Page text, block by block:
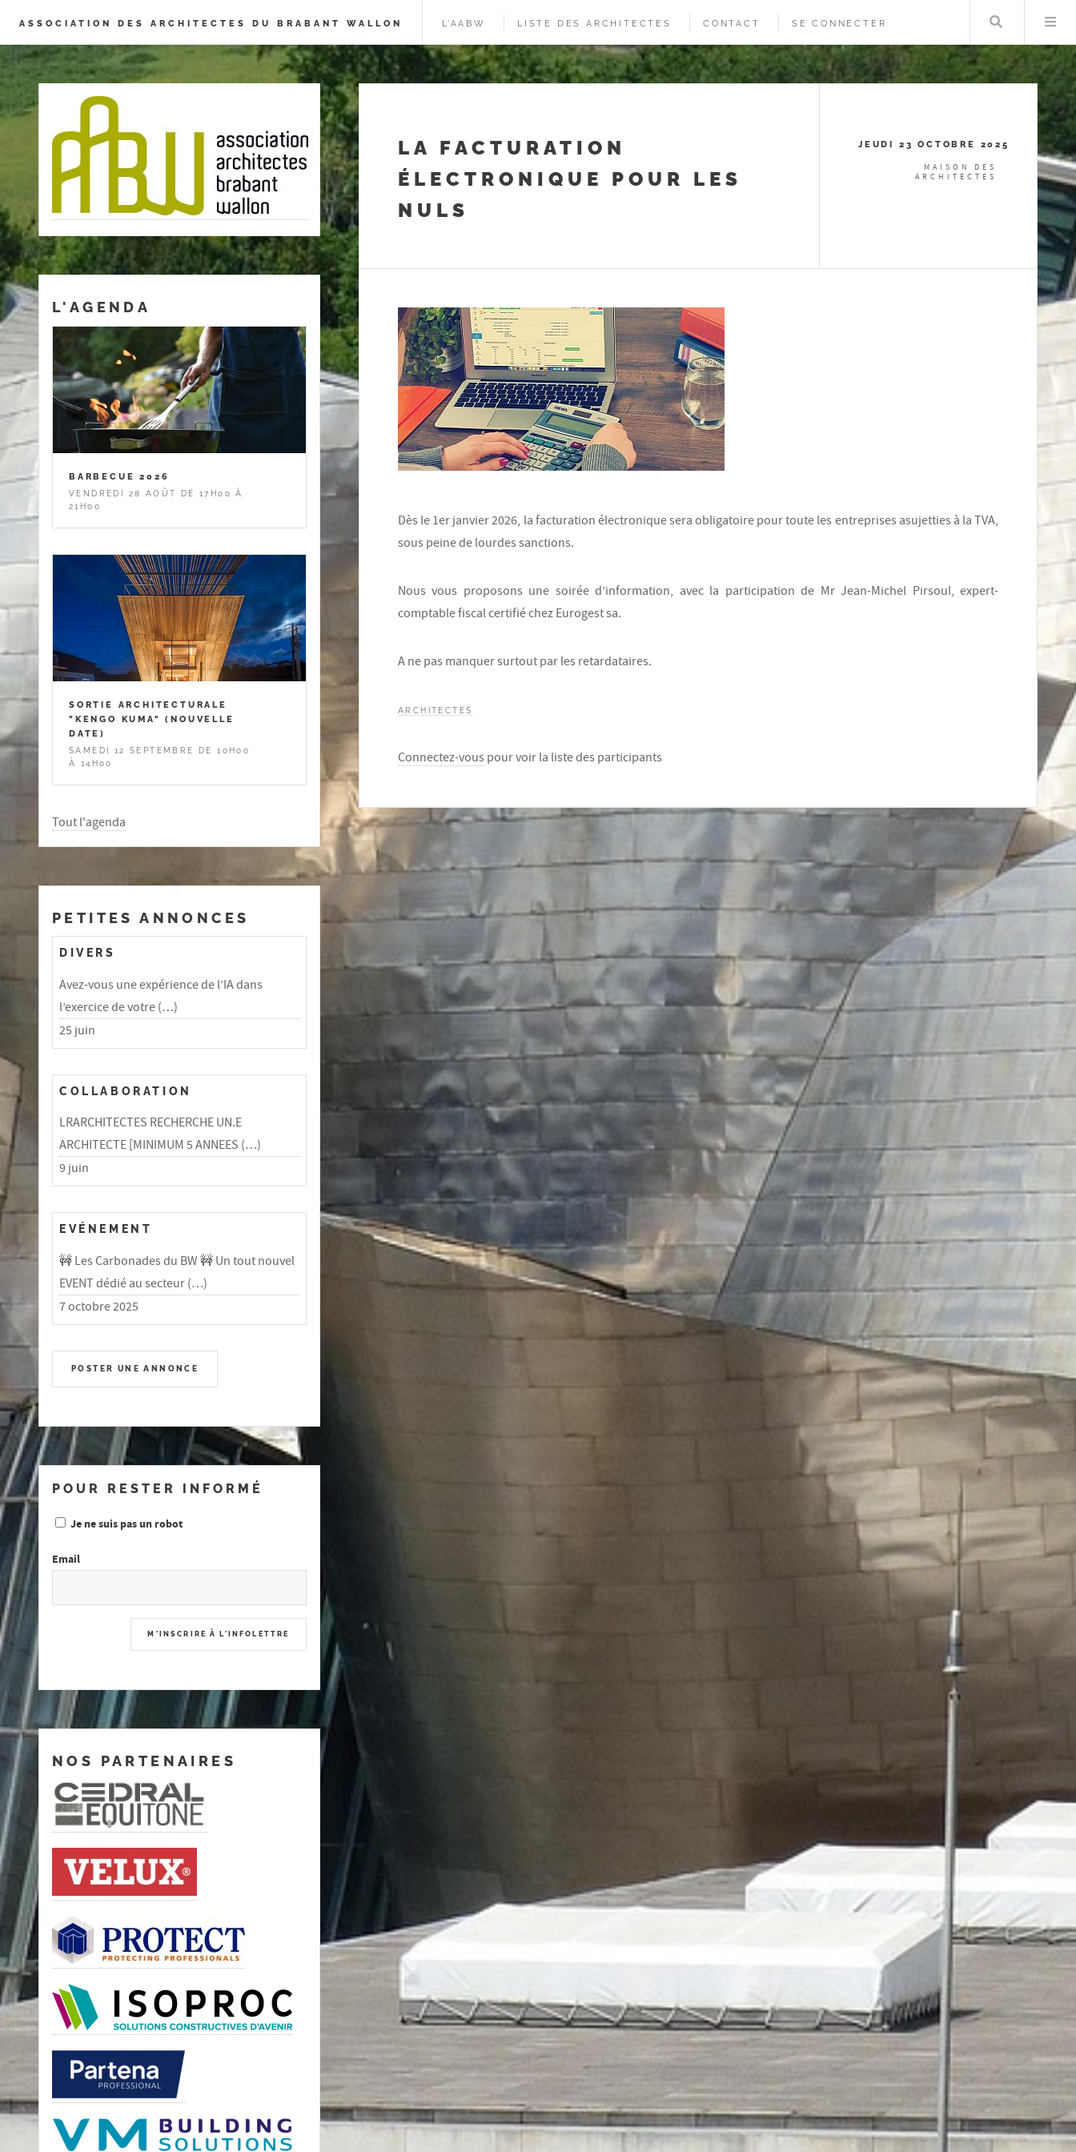
ASSOCIATION DES ARCHITECTES DU BRABANT WALLON L’AABW LISTE DES ARCHITECTES CONTACT SE CONNECTER Rechercher
LA FACTURATION
ÉLECTRONIQUE POUR LES
NULS
JEUDI 23 OCTOBRE 2025
MAISON DES
ARCHITECTES
Dès le 1er janvier 2026, la facturation électronique sera obligatoire pour toute les entreprises asujetties à la TVA,
sous peine de lourdes sanctions.
Nous vous proposons une soirée d’information, avec la participation de Mr Jean-Michel Pirsoul, expert-
comptable fiscal certifié chez Eurogest sa.
A ne pas manquer surtout par les retardataires.
ARCHITECTES
Connectez-vous pour voir la liste des participants
L'AGENDA
BARBECUE 2026
VENDREDI 28 AOÛT DE 17H00 À
21H00
SORTIE ARCHITECTURALE
"KENGO KUMA" (NOUVELLE
DATE)
SAMEDI 12 SEPTEMBRE DE 10H00
À 14H00
Tout l'agenda
PETITES ANNONCES
DIVERS
Avez-vous une expérience de l’IA dans
l’exercice de votre (…)
25 juin
COLLABORATION
LRARCHITECTES RECHERCHE UN.E
ARCHITECTE [MINIMUM 5 ANNEES (…)
9 juin
EVÉNEMENT
🚧 Les Carbonades du BW 🚧 Un tout nouvel
EVENT dédié au secteur (…)
7 octobre 2025
POSTER UNE ANNONCE
POUR RESTER INFORMÉ
Je ne suis pas un robot
Email
NOS PARTENAIRES